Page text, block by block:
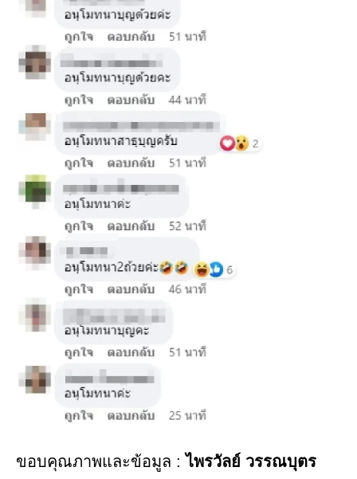
ขอบคุณภาพและข้อมูล :ไพรวัลย์ วรรณบุตร